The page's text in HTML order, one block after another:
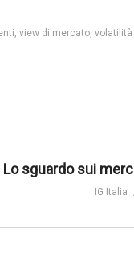
view di mercato volatilità
IG Italia